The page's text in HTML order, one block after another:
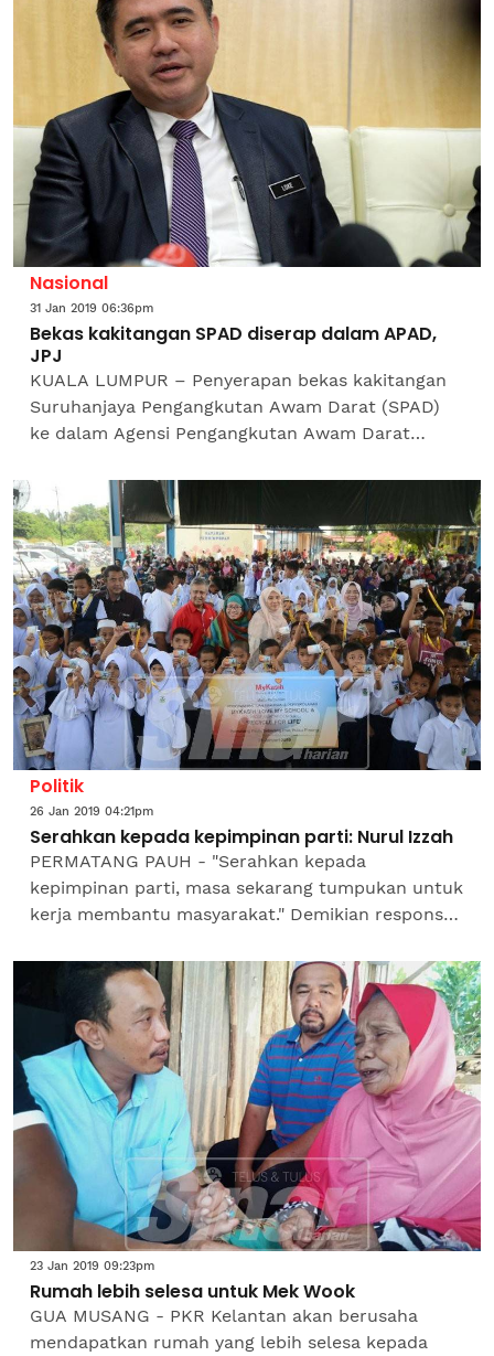
Nasional
31 Jan 2019 06:36pm
Bekas kakitangan SPAD diserap dalam APAD,
JPJ
KUALA LUMPUR – Penyerapan bekas kakitangan
Suruhanjaya Pengangkutan Awam Darat (SPAD)
ke dalam Agensi Pengangkutan Awam Darat
dijalankan secara...
Politik
26 Jan 2019 04:21pm
Serahkan kepada kepimpinan parti: Nurul Izzah
PERMATANG PAUH - "Serahkan kepada
kepimpinan parti, masa sekarang tumpukan untuk
kerja membantu masyarakat." Demikian respons
mengenai pelantikan...
23 Jan 2019 09:23pm
Rumah lebih selesa untuk Mek Wook
GUA MUSANG - PKR Kelantan akan berusaha
mendapatkan rumah yang lebih selesa kepada